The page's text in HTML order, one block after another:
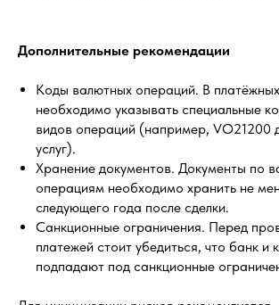
Дополнительные рекомендации
Коды валютных операций. В
необходимо указывать специальные
видов операций (например, VO21200
услуг).
Хранение документов. Документы по
операциям необходимо хранить не
следующего года после сделки.
Санкционные ограничения. Перед
платежей стоит убедиться, что банк и
подпадают под санкционные